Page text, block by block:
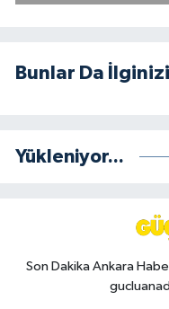
Bunlar Da
Yükleniyor...
Son Dakika Ankara